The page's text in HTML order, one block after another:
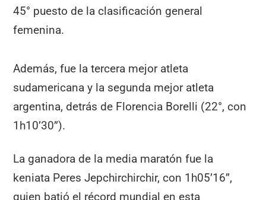
45° puesto de la clasificación general
femenina.
Además, fue la tercera mejor atleta
sudamericana y la segunda mejor atleta
argentina, detrás de Florencia Borelli (22°, con
1h10’30’’).
La ganadora de la media maratón fue la
keniata Peres Jepchirchirchir, con 1h05’16’’,
quien batió el récord mundial en esta